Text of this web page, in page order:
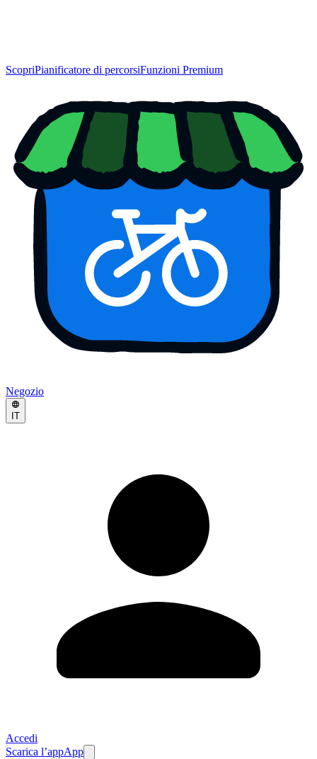
ScopriPianificatore di percorsiFunzioni Premium
Negozio
IT
Accedi
Scarica l’appApp